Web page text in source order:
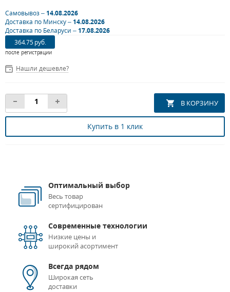
Самовывоз –14.08.2026
Доставка по Минску –14.08.2026
Доставка по Беларуси –17.08.2026
364.75 руб.
после регистрации
Нашли дешевле?
Купить в 1 клик
Оптимальный выбор
Весь товар
сертифицирован
Современные технологии
Низкие цены и
широкий асортимент
Всегда рядом
Широкая сеть
доставки